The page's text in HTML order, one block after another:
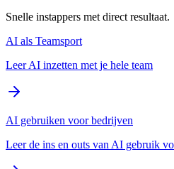
Snelle instappers met direct resultaat.
AI als Teamsport
Leer AI inzetten met je hele team
AI gebruiken voor bedrijven
Leer de ins en outs van AI gebruik